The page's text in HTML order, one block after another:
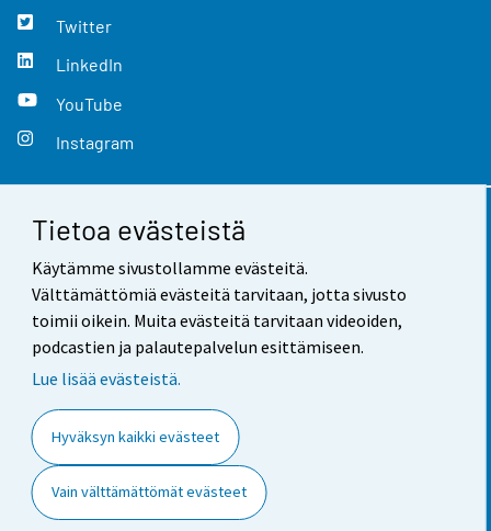
Tietoa evästeistä
Käytämme sivustollamme evästeitä.
Välttämättömiä evästeitä tarvitaan, jotta sivusto
toimii oikein. Muita evästeitä tarvitaan videoiden,
podcastien ja palautepalvelun esittämiseen.
Lue lisää evästeistä.
Hyväksyn kaikki evästeet
Vain välttämättömät evästeet
Twitter
LinkedIn
YouTube
Instagram
Yhteystiedot
Palaute
Käyttöehdot
Saavutettavuus
Tietoa sivustosta
Evästeasetukset